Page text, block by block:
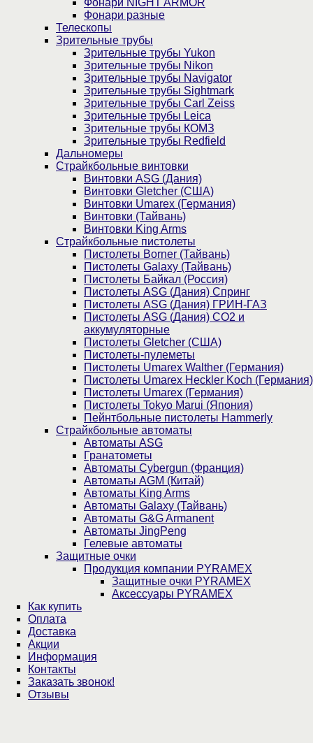
Фонари NIGHT ARMOR
Фонари разные
Телескопы
Зрительные трубы
Зрительные трубы Yukon
Зрительные трубы Nikon
Зрительные трубы Navigator
Зрительные трубы Sightmark
Зрительные трубы Carl Zeiss
Зрительные трубы Leica
Зрительные трубы КОМЗ
Зрительные трубы Redfield
Дальномеры
Страйкбольные винтовки
Винтовки ASG (Дания)
Винтовки Gletcher (США)
Винтовки Umarex (Германия)
Винтовки (Тайвань)
Винтовки King Arms
Страйкбольные пистолеты
Пистолеты Borner (Тайвань)
Пистолеты Galaxy (Тайвань)
Пистолеты Байкал (Россия)
Пистолеты ASG (Дания) Спринг
Пистолеты ASG (Дания) ГРИН-ГАЗ
Пистолеты ASG (Дания) CO2 и
аккумуляторные
Пистолеты Gletcher (США)
Пистолеты-пулеметы
Пистолеты Umarex Walther (Германия)
Пистолеты Umarex Heckler Koch (Германия)
Пистолеты Umarex (Германия)
Пистолеты Tokyo Marui (Япония)
Пейнтбольные пистолеты Hammerly
Страйкбольные автоматы
Автоматы ASG
Гранатометы
Автоматы Cybergun (Франция)
Автоматы AGM (Китай)
Автоматы King Arms
Автоматы Galaxy (Тайвань)
Автоматы G&G Armanent
Автоматы JingPeng
Гелевые автоматы
Защитные очки
Продукция компании PYRAMEX
Защитные очки PYRAMEX
Аксессуары PYRAMEX
Как купить
Оплата
Доставка
Акции
Информация
Контакты
Заказать звонок!
Отзывы